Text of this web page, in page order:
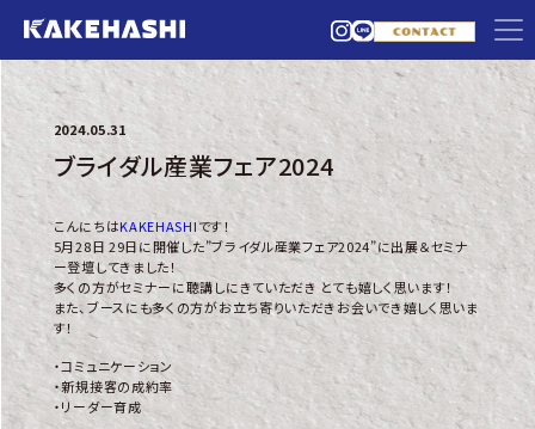
2024.05.31
ブライダル産業フェア2024
こんにちはKAKEHASHIです！
5月28日 29日に開催した”ブライダル産業フェア2024”に出展＆セミナ
ー登壇してきました！
多くの方がセミナーに聴講しにきていただき とても嬉しく思います！
また、ブースにも多くの方がお立ち寄りいただきお会いでき嬉しく思いま
す！
・コミュニケーション
・新規接客の成約率
・リーダー育成